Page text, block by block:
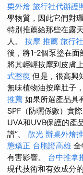
栗外燴 旅行社代辦護
學物質，因此它們對
特別推薦給那些在露
人。 按摩 推薦 旅行
後，將1-2個泵塗在
將其輕輕按摩到皮膚
式整復 但是，很高興
無味植物油按摩肚子
推薦 如果所選產品具
SPF（防曬係數）實
UVA和UVB保護的產
譜”。 散光 辦桌外燴
態矯正 台胞證高雄 全
有害影響。 台中推拿
現代技術和有效成分